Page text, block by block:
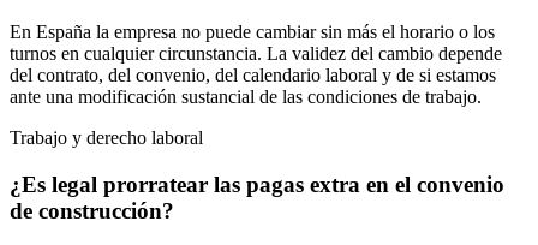
En España la empresa no puede cambiar sin más el horario o los
turnos en cualquier circunstancia. La validez del cambio depende
del contrato, del convenio, del calendario laboral y de si estamos
ante una modificación sustancial de las condiciones de trabajo.
Trabajo y derecho laboral
¿Es legal prorratear las pagas extra en el convenio
de construcción?